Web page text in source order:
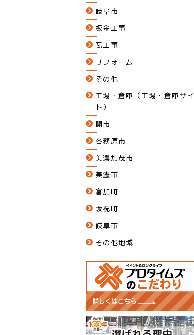
岐阜市
板金工事
瓦工事
リフォーム
その他
工場・倉庫（工場・倉庫サイ
ト）
関市
各務原市
美濃加茂市
美濃市
富加町
坂祝町
岐阜市
その他地域